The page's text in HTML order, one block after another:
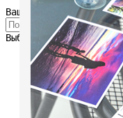
Ваш регион доставки
Выберите из списка: